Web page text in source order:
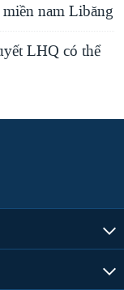
nam Libăng
LHQ có thể